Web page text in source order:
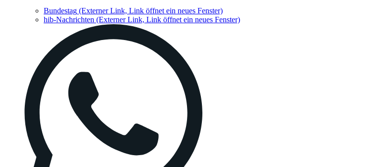
Bundestag (Externer Link, Link öffnet ein neues Fenster)
hib-Nachrichten (Externer Link, Link öffnet ein neues Fenster)